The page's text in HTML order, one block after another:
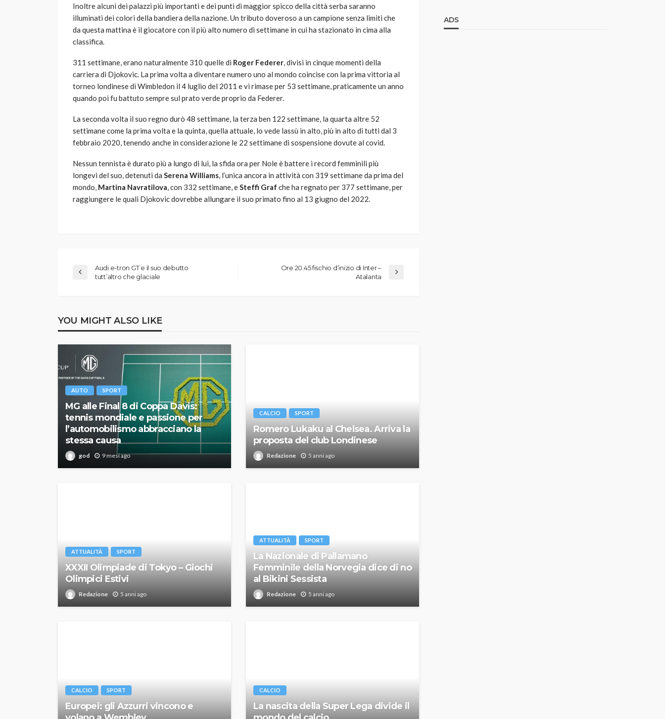
Inoltre alcuni dei palazzi più importanti e dei punti di maggior spicco della città serba saranno
illuminati dei colori della bandiera della nazione. Un tributo doveroso a un campione senza limiti che
da questa mattina è il giocatore con il più alto numero di settimane in cui ha stazionato in cima alla
classifica.
311 settimane, erano naturalmente 310 quelle di Roger Federer, divisi in cinque momenti della
carriera di Djokovic. La prima volta a diventare numero uno al mondo coincise con la prima vittoria al
torneo londinese di Wimbledon il 4 luglio del 2011 e vi rimase per 53 settimane, praticamente un anno
quando poi fu battuto sempre sul prato verde proprio da Federer.
La seconda volta il suo regno durò 48 settimane, la terza ben 122 settimane, la quarta altre 52
settimane come la prima volta e la quinta, quella attuale, lo vede lassù in alto, più in alto di tutti dal 3
febbraio 2020, tenendo anche in considerazione le 22 settimane di sospensione dovute al covid.
Nessun tennista è durato più a lungo di lui, la sfida ora per Nole è battere i record femminili più
longevi del suo, detenuti da Serena Williams, l’unica ancora in attività con 319 settimane da prima del
mondo, Martina Navratilova, con 332 settimane, eSteffi Graf che ha regnato per 377 settimane, per
raggiungere le quali Djokovic dovrebbe allungare il suo primato fino al 13 giugno del 2022.
Audi e-tron GT e il suo debutto
tutt’altro che glaciale
Ore 20.45 fischio d’inizio di Inter –
Atalanta
YOU MIGHT ALSO LIKE
AUTO SPORT
MG alle Final 8 di Coppa Davis:
tennis mondiale e passione per
l’automobilismo abbracciano la
stessa causa
god 9 mesi ago
CALCIO SPORT
Romero Lukaku al Chelsea. Arriva la
proposta del club Londinese
Redazione 5 anni ago
ATTUALITÀ SPORT
XXXII Olimpiade di Tokyo – Giochi
Olimpici Estivi
Redazione 5 anni ago
ATTUALITÀ SPORT
La Nazionale di Pallamano
Femminile della Norvegia dice di no
al Bikini Sessista
Redazione 5 anni ago
CALCIO SPORT
Europei: gli Azzurri vincono e
CALCIO
La nascita della Super Lega divide il
ADS